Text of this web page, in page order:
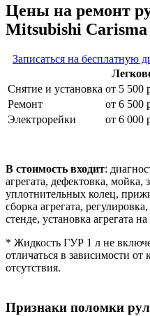
Цены на ремонт
Mitsubishi Carisma
Записаться на бесплатную
Снятие и установка от 5 500
Ремонт
от 6 500
Электрорейки
от 6 000
В стоимость входит:
агрегата, дефектовка, мойка,
уплотнительных колец,
сборка агрегата,
стенде, установка агрегата на
* Жидкость ГУР 1 л не
отличаться в зависимости
отсутствия.
Признаки поломки